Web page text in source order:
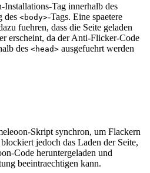
Installations-Tag innerhalb des
des <body>-Tags. Eine spaetere
fuehren, dass die Seite geladen
erscheint, da der Anti-Flicker-Code
des <head> ausgefuehrt werden
Skript synchron, um Flackern
jedoch das Laden der Seite,
Code heruntergeladen und
beeintraechtigen kann.